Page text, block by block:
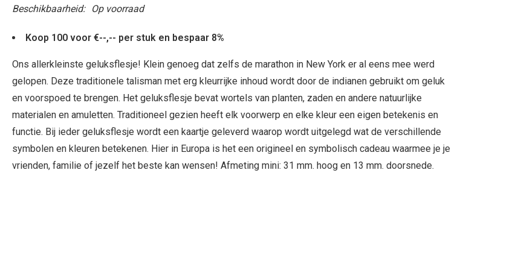
Beschikbaarheid:
Op voorraad
Koop 100 voor €--,-- per stuk en bespaar 8%
Ons allerkleinste geluksflesje! Klein genoeg dat zelfs de marathon in New York er al eens mee werd
gelopen. Deze traditionele talisman met erg kleurrijke inhoud wordt door de indianen gebruikt om geluk
en voorspoed te brengen. Het geluksflesje bevat wortels van planten, zaden en andere natuurlijke
materialen en amuletten. Traditioneel gezien heeft elk voorwerp en elke kleur een eigen betekenis en
functie. Bij ieder geluksflesje wordt een kaartje geleverd waarop wordt uitgelegd wat de verschillende
symbolen en kleuren betekenen. Hier in Europa is het een origineel en symbolisch cadeau waarmee je je
vrienden, familie of jezelf het beste kan wensen! Afmeting mini: 31 mm. hoog en 13 mm. doorsnede.